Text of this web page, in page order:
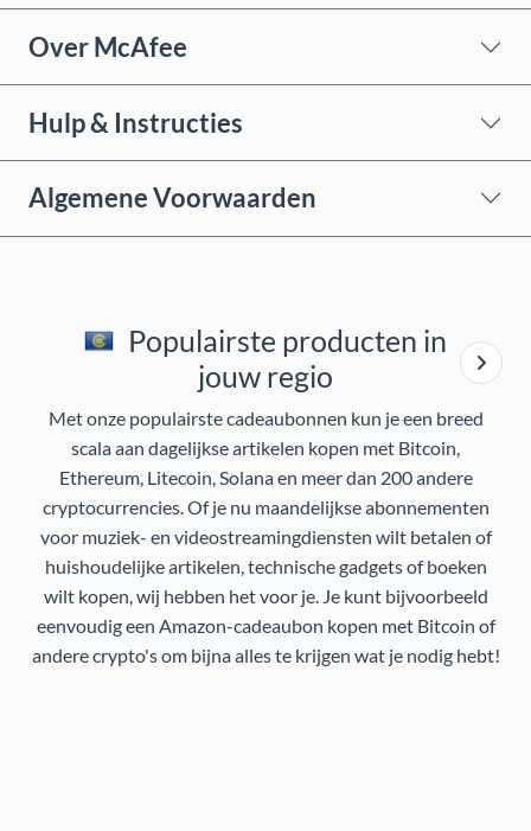
Over McAfee
Hulp & Instructies
Algemene Voorwaarden
Populairste producten in
jouw regio
Met onze populairste cadeaubonnen kun je een breed
scala aan dagelijkse artikelen kopen met Bitcoin,
Ethereum, Litecoin, Solana en meer dan 200 andere
cryptocurrencies. Of je nu maandelijkse abonnementen
voor muziek- en videostreamingdiensten wilt betalen of
huishoudelijke artikelen, technische gadgets of boeken
wilt kopen, wij hebben het voor je. Je kunt bijvoorbeeld
eenvoudig een Amazon-cadeaubon kopen met Bitcoin of
andere crypto's om bijna alles te krijgen wat je nodig hebt!